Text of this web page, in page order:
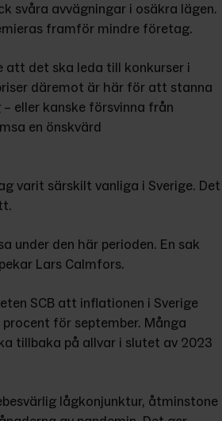
svåra avvägningar i osäkra lägen.
framför mindre företag.
att det ska leda till konkurser i
däremot är här för att stanna
eller kanske försvinna från
en önskvärd
varit särskilt vanliga i Sverige. Det
under den här perioden. En sak
Lars Calmfors.
SCB att inflationen i Sverige
för september. Många
tillbaka på allvar i slutet av 2023
lågkonjunktur, åtminstone